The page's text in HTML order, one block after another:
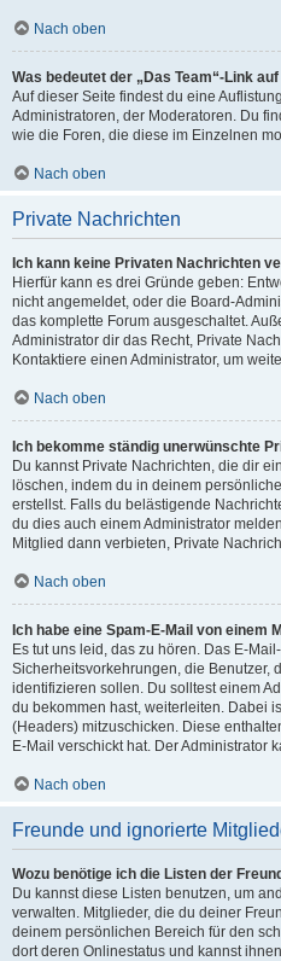
Nach oben
Was bedeutet der „Das Team“-Link
Auf dieser Seite findest du eine
Administratoren, der Moderatoren. Du
wie die Foren, die diese im Einzelnen
Nach oben
Private Nachrichten
Ich kann keine Privaten Nachrichten
Hierfür kann es drei Gründe geben:
nicht angemeldet, oder die Board-
das komplette Forum ausgeschaltet.
Administrator dir das Recht, Private
Kontaktiere einen Administrator, um
Nach oben
Ich bekomme ständig unerwünschte
Du kannst Private Nachrichten, die dir
löschen, indem du in deinem
erstellst. Falls du belästigende
du dies auch einem Administrator
Mitglied dann verbieten, Private
Nach oben
Ich habe eine Spam-E-Mail von einem
Es tut uns leid, das zu hören. Das E-
Sicherheitsvorkehrungen, die Benutzer,
identifizieren sollen. Du solltest einem
du bekommen hast, weiterleiten. Dabei
(Headers) mitzuschicken. Diese
E-Mail verschickt hat. Der Administrator
Nach oben
Freunde und ignorierte
Wozu benötige ich die Listen der
Du kannst diese Listen benutzen, um
verwalten. Mitglieder, die du deiner
deinem persönlichen Bereich für den
dort deren Onlinestatus und kannst